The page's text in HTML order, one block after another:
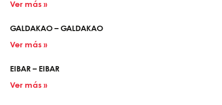
Ver más »
GALDAKAO – GALDAKAO
Ver más »
EIBAR – EIBAR
Ver más »